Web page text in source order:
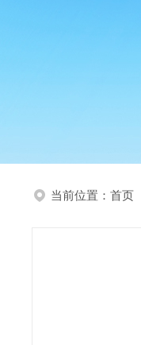
当前位置： 首页